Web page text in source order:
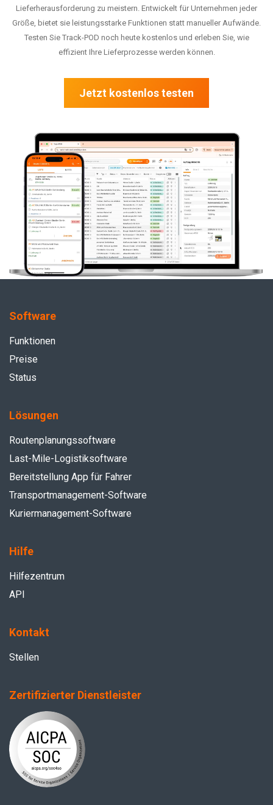
Lieferherausforderung zu meistern. Entwickelt für Unternehmen jeder
Größe, bietet sie leistungsstarke Funktionen statt manueller Aufwände.
Testen Sie Track-POD noch heute kostenlos und erleben Sie, wie
effizient Ihre Lieferprozesse werden können.
Jetzt kostenlos testen
Software
Funktionen
Preise
Status
Lösungen
Routenplanungssoftware
Last-Mile-Logistiksoftware
Bereitstellung App für Fahrer
Transportmanagement-Software
Kuriermanagement-Software
Hilfe
Hilfezentrum
API
Kontakt
Stellen
Zertifizierter Dienstleister